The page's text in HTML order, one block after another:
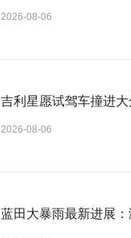
2026-08-06
2026-08-06
蓝田大暴雨最新进展